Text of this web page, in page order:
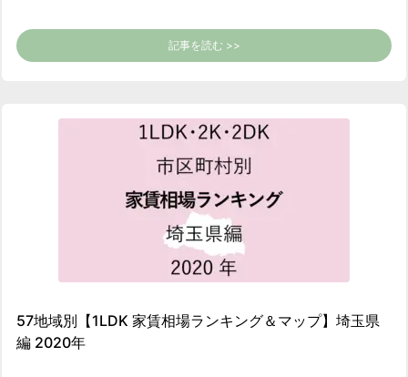
記事を読む >>
57地域別【1LDK 家賃相場ランキング＆マップ】埼玉県
編 2020年